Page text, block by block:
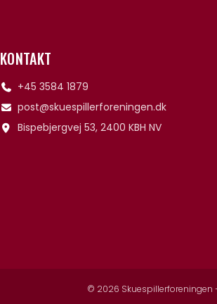
KONTAKT
+45 3584 1879
post@skuespillerforeningen.dk
Bispebjergvej 53, 2400 KBH NV
© 2026 Skuespillerforeningen